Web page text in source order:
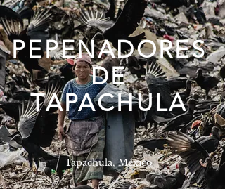
PEPENADORES
DE
TAPACHULA
Tapachula, México